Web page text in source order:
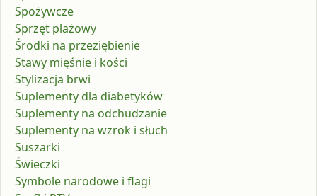
Spożywcze
Sprzęt plażowy
Środki na przeziębienie
Stawy mięśnie i kości
Stylizacja brwi
Suplementy dla diabetyków
Suplementy na odchudzanie
Suplementy na wzrok i słuch
Suszarki
Świeczki
Symbole narodowe i flagi